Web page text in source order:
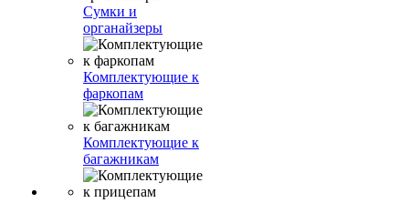
Сумки и
органайзеры
Комплектующие к
фаркопам
Комплектующие к
багажникам